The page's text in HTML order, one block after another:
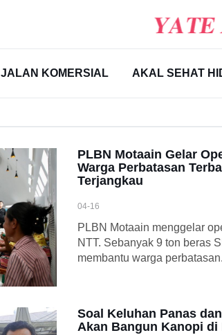
JALAN KOMERSIAL AKAL SEHAT
PLBN Motaain Gelar
Warga Perbatasan
Terjangkau
04-16
PLBN Motaain menggelar
NTT. Sebanyak 9 ton beras
membantu warga perbatasan.
Soal Keluhan Panas
Akan Bangun Kanopi